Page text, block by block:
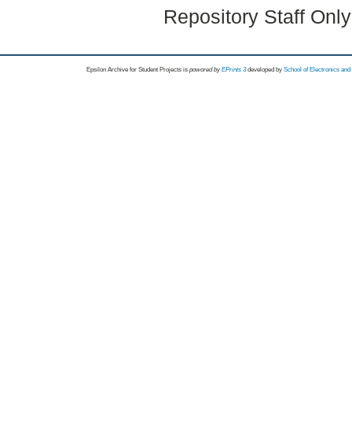
Repository Staff
Epsilon Archive for Student Projects is powored byEPrints 3 developed by School of Electronics